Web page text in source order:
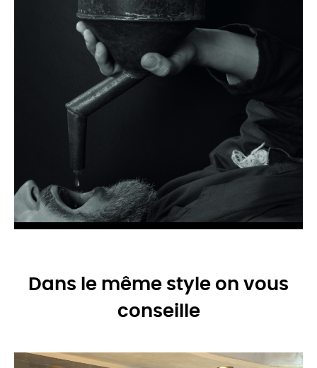
Dans le même style on vous
conseille